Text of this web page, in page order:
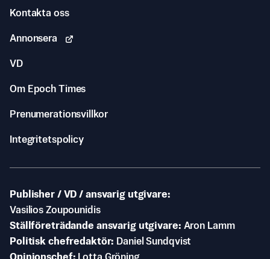
Kontakta oss
Annonsera
VD
Om Epoch Times
Prenumerationsvillkor
Integritetspolicy
Publisher / VD / ansvarig utgivare
Vasilios Zoupounidis
Ställföreträdande ansvarig utgivare Aron Lamm
Politisk chefredaktör
Daniel Sundqvist